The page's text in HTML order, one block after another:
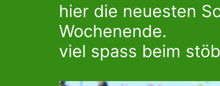
hier die neuesten
Wochenende.
viel spass beim